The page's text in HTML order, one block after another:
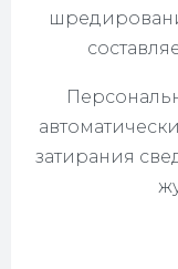
затирания